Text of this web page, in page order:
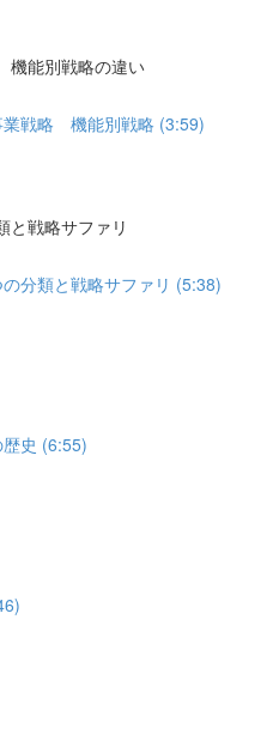
能別戦略の違い
戦略 機能別戦略 (3:59)
戦略サファリ
分類と戦略サファリ (5:38)
史 (6:55)